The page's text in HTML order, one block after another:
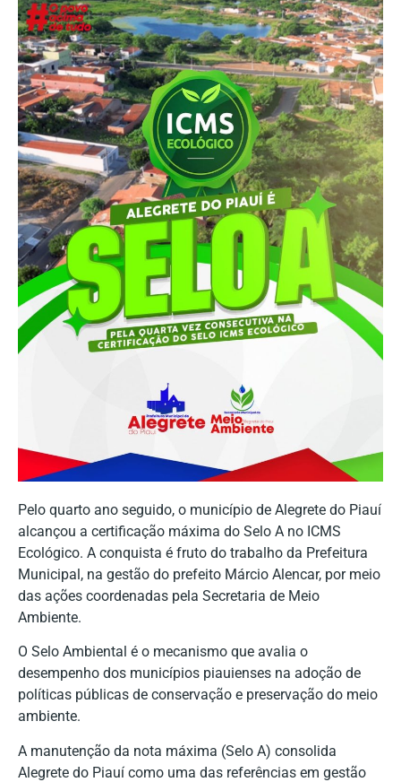
Pelo quarto ano seguido, o município de Alegrete do Piauí
alcançou a certificação máxima do Selo A no ICMS
Ecológico. A conquista é fruto do trabalho da Prefeitura
Municipal, na gestão do prefeito Márcio Alencar, por meio
das ações coordenadas pela Secretaria de Meio
Ambiente.
O Selo Ambiental é o mecanismo que avalia o
desempenho dos municípios piauienses na adoção de
políticas públicas de conservação e preservação do meio
ambiente.
A manutenção da nota máxima (Selo A) consolida
Alegrete do Piauí como uma das referências em gestão